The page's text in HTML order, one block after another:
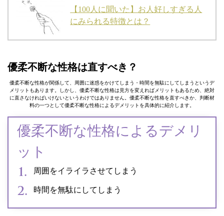
【100人に聞いた】お人好しすぎる人
にみられる特徴とは？
優柔不断な性格は直すべき？
優柔不断な性格が関係して、周囲に迷惑をかけてしまう・時間を無駄にしてしまうというデ
メリットもあります。しかし、優柔不断な性格は見方を変えればメリットもあるため、絶対
に直さなければいけないというわけではありません。優柔不断な性格を直すべきか、判断材
料の一つとして優柔不断な性格によるデメリットを具体的に紹介します。
優柔不断な性格によるデメリ
ット
周囲をイライラさせてしまう
時間を無駄にしてしまう